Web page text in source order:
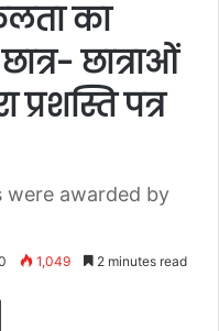
का
छात्राओं
प्रशस्ति पत्र
were awarded by
1,049 2 minutes read